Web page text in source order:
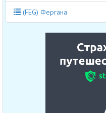
(FEG) Фергана